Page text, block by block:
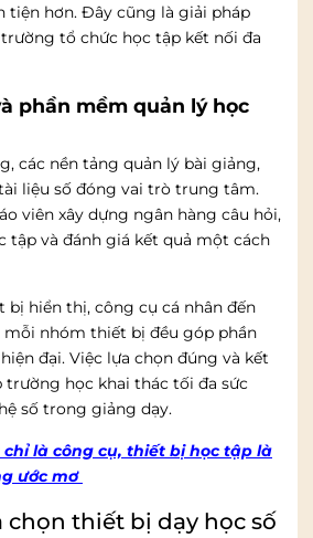
tiện hơn. Đây cũng là giải pháp
tổ chức học tập kết nối đa
phần mềm quản lý học
các nền tảng quản lý bài giảng,
liệu số đóng vai trò trung tâm.
viên xây dựng ngân hàng câu hỏi,
tập và đánh giá kết quả một cách
bị hiển thị, công cụ cá nhân đến
mỗi nhóm thiết bị đều góp phần
đại. Việc lựa chọn đúng và kết
trường học khai thác tối đa sức
số trong giảng dạy.
chỉ là công cụ, thiết bị học tập là
ước mơ
chọn thiết bị dạy học số